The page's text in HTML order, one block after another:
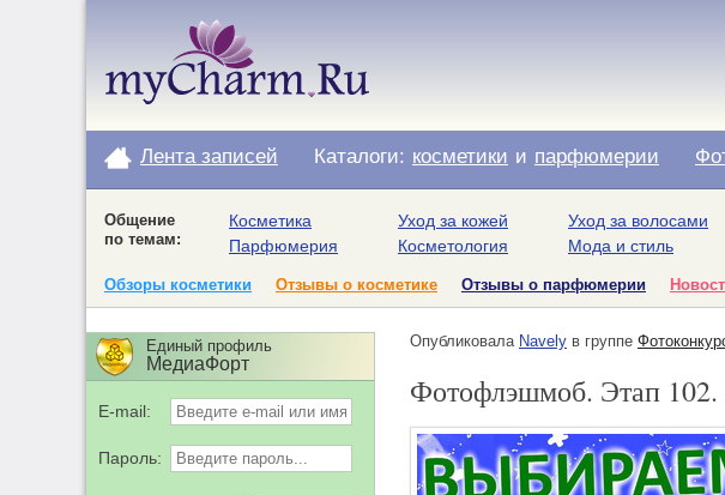
Лента записей Каталоги: косметики и парфюмерии
Общение
по темам:
Косметика
Парфюмерия
Уход за кожей
Косметология
Уход за волосами
Мода и стиль
Обзоры косметики Отзывы о косметике Отзывы о парфюмерии
Опубликовала Navely в группе
Фотофлэшмоб. Этап 102.
Единый профиль
МедиаФорт
E-mail:
Пароль: